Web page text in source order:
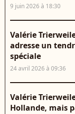
9 juin 2026 à 18:30
Valérie
adresse un
spéciale
24 avril 2026 à 09:36
Valérie
Hollande, mais